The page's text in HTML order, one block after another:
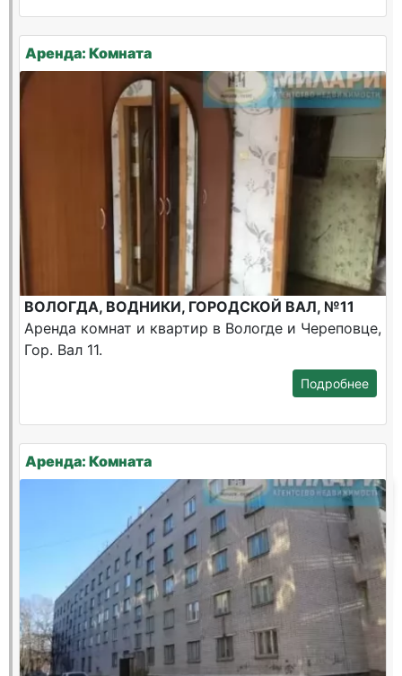
Аренда: Комната
ВОЛОГДА, ВОДНИКИ, ГОРОДСКОЙ ВАЛ, №11
Аренда комнат и квартир в Вологде и Череповце,
Гор. Вал 11.
Подробнее
Аренда: Комната